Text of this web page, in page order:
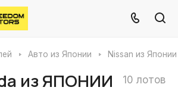
Авто из Японии Nissan из Японии
из ЯПОНИИ 10 лотов